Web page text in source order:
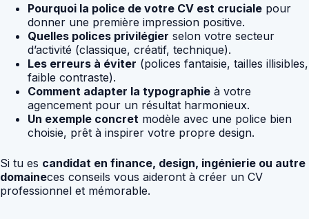
Pourquoi la police de votre CV est cruciale pour
donner une première impression positive.
Quelles polices privilégier selon votre secteur
d’activité (classique, créatif, technique).
Les erreurs à éviter (polices fantaisie, tailles illisibles,
faible contraste).
Comment adapter la typographie à votre
agencement pour un résultat harmonieux.
Un exemple concret modèle avec une police bien
choisie, prêt à inspirer votre propre design.
Si tu es candidat en finance, design, ingénierie ou autre
domaineces conseils vous aideront à créer un CV
professionnel et mémorable.